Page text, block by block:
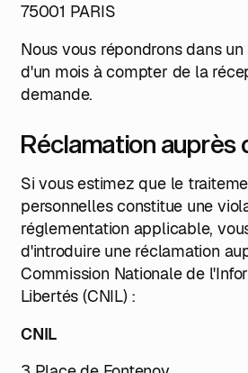
75001 PARIS
Nous vous répondrons dans
d'un mois à compter de la
demande.
Réclamation auprès
Si vous estimez que le
personnelles constitue une
réglementation applicable,
d'introduire une réclamation
Commission Nationale de
Libertés (CNIL) :
CNIL